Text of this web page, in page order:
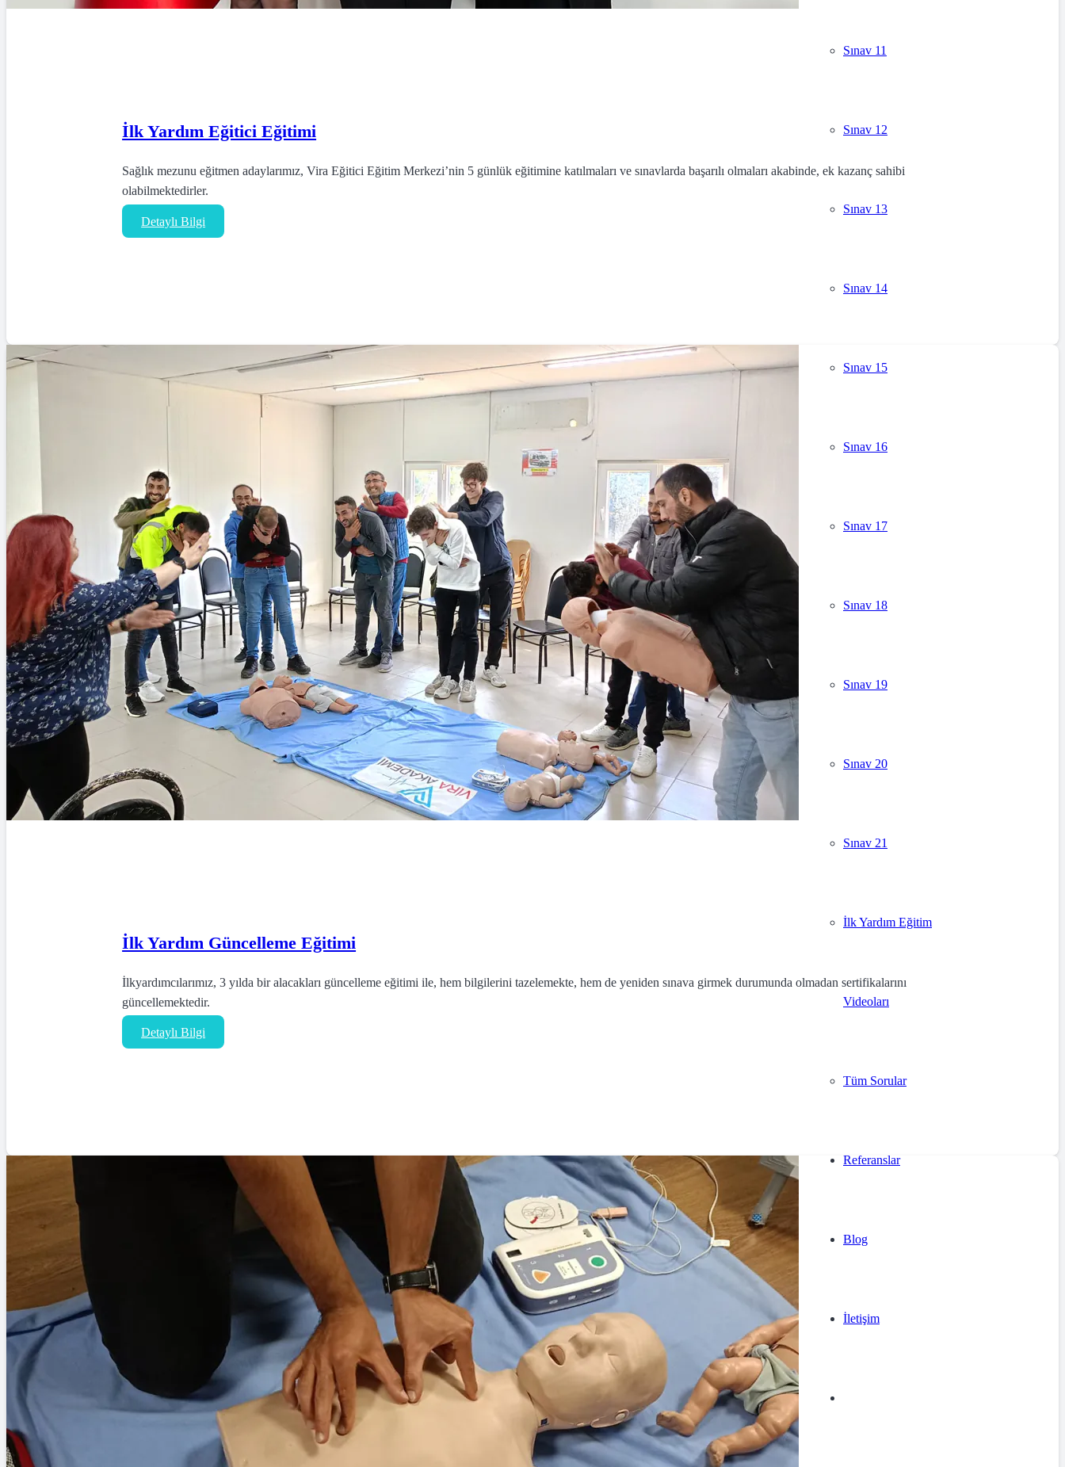
Sınav 11
Sınav 12
Sınav 13
Sınav 14
Sınav 15
Sınav 16
Sınav 17
Sınav 18
Sınav 19
Sınav 20
Sınav 21
İlk Yardım Eğitim
Videoları
Tüm Sorular
Referanslar
Blog
İletişim
İlk Yardım Eğitici Eğitimi
Sağlık mezunu eğitmen adaylarımız, Vira Eğitici Eğitim Merkezi’nin 5 günlük eğitimine katılmaları ve sınavlarda başarılı olmaları akabinde, ek kazanç sahibi
olabilmektedirler.
Detaylı Bilgi
İlk Yardım Güncelleme Eğitimi
İlkyardımcılarımız, 3 yılda bir alacakları güncelleme eğitimi ile, hem bilgilerini tazelemekte, hem de yeniden sınava girmek durumunda olmadan sertifikalarını
güncellemektedir.
Detaylı Bilgi